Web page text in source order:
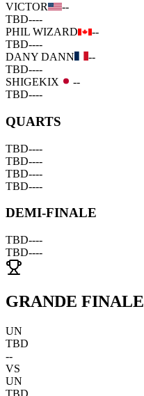
VICTOR
--
TBD----
PHIL WIZARD
--
TBD----
DANY DANN
--
TBD----
SHIGEKIX
--
TBD----
QUARTS
TBD----
TBD----
TBD----
TBD----
DEMI-FINALE
TBD----
TBD----
GRANDE FINALE
UN
TBD
--
VS
UN
TBD